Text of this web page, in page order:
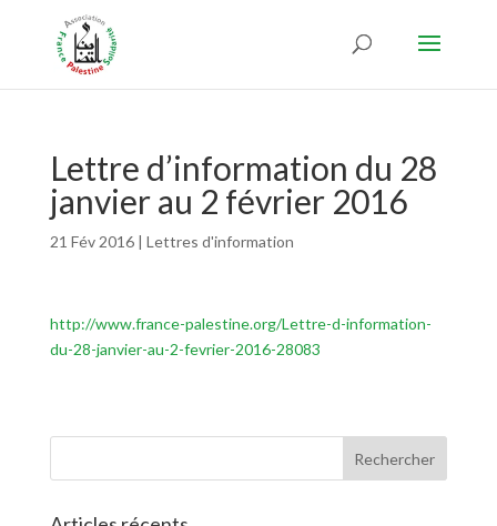
Lettre d’information du 28
janvier au 2 février 2016
21 Fév 2016| Lettres d'information
http://www.france-palestine.org/Lettre-d-information-
du-28-janvier-au-2-fevrier-2016-28083